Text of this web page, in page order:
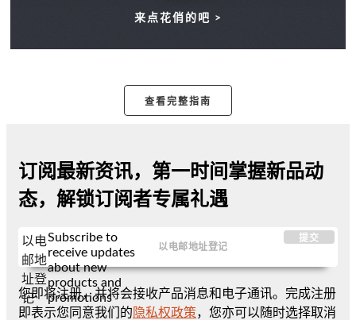
来点花俏的吧 >
查看完整指南
订阅最新资讯，第一时间掌握新品动
态，解锁订阅者专属礼遇
以电
邮地
址登
记
Subscribe to
receive updates
about new
products and
promotions
提交
您即将注册，并将会接收产品消息和电子通讯。完成注册
即表示您同意我们的 隐私权政策，您亦可以随时选择取消